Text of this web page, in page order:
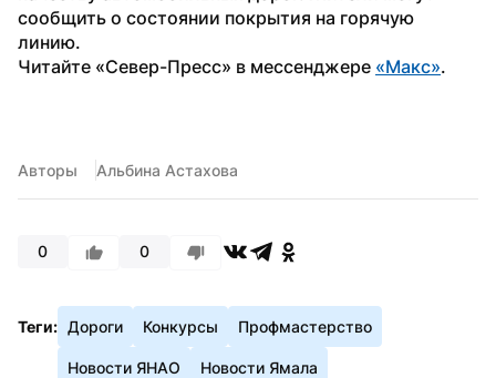
сообщить о состоянии покрытия на горячую
линию.
Читайте «Север-Пресс» в мессенджере «Макс».
Авторы Альбина Астахова
0 0
Теги: Дороги Конкурсы Профмастерство
Новости ЯНАО Новости Ямала